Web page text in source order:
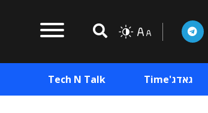
גאדג'Time Tech N Talk